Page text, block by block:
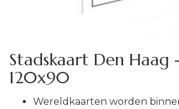
Stadskaart Den Haag
120x90
Wereldkaarten worden